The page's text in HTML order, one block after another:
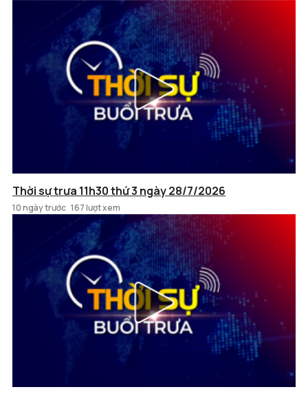
Thời sự trưa 11h30 thứ 3 ngày 28/7/2026
10 ngày trước 167 lượt xem